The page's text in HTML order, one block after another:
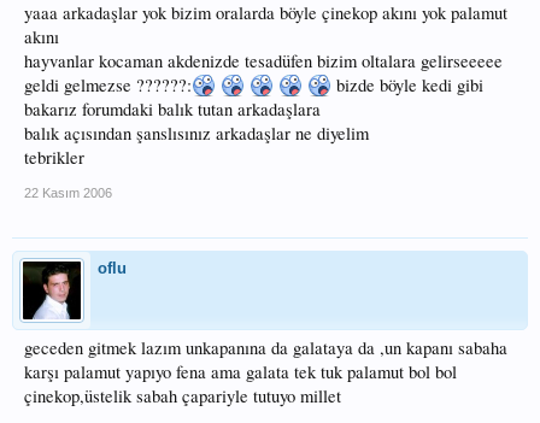
yaaa arkadaşlar yok bizim oralarda böyle çinekop akını yok palamut
akını
hayvanlar kocaman akdenizde tesadüfen bizim oltalara gelirseeeee
geldi gelmezse ??????:
bizde böyle kedi gibi
bakarız forumdaki balık tutan arkadaşlara
balık açısından şanslısınız arkadaşlar ne diyelim
tebrikler
22 Kasım 2006
oflu
geceden gitmek lazım unkapanına da galataya da ,un kapanı sabaha
karşı palamut yapıyo fena ama galata tek tuk palamut bol bol
çinekop,üstelik sabah çapariyle tutuyo millet